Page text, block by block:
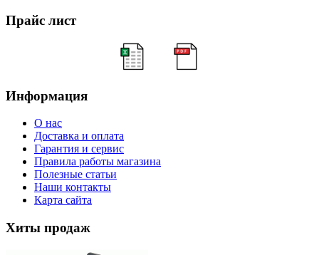
Прайс лист
Информация
О нас
Доставка и оплата
Гарантия и сервис
Правила работы магазина
Полезные статьи
Наши контакты
Карта сайта
Хиты продаж